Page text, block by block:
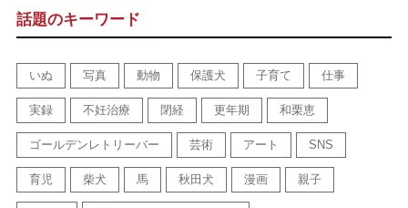
話題のキーワード
いぬ 写真 動物 保護犬 子育て 仕事
実録 不妊治療 閉経 更年期 和栗恵
ゴールデンレトリーバー 芸術 アート SNS
育児 柴犬 馬 秋田犬 漫画 親子